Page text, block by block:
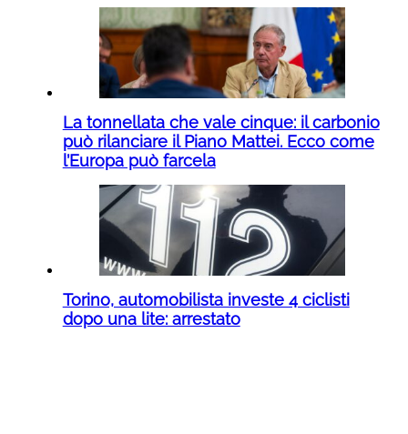
La tonnellata che vale cinque: il carbonio
può rilanciare il Piano Mattei. Ecco come
l’Europa può farcela
Torino, automobilista investe 4 ciclisti
dopo una lite: arrestato